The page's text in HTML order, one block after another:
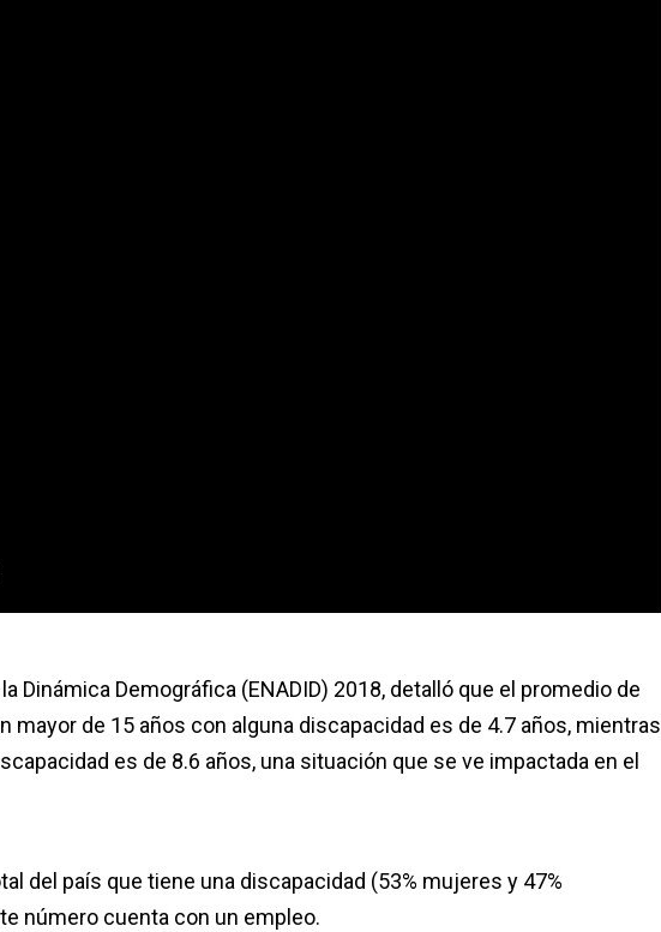
Dinámica Demográfica (ENADID) 2018, detalló que el promedio de
mayor de 15 años con alguna discapacidad es de 4.7 años, mientras
es de 8.6 años, una situación que se ve impactada en el
del país que tiene una discapacidad (53% mujeres y 47%
número cuenta con un empleo.